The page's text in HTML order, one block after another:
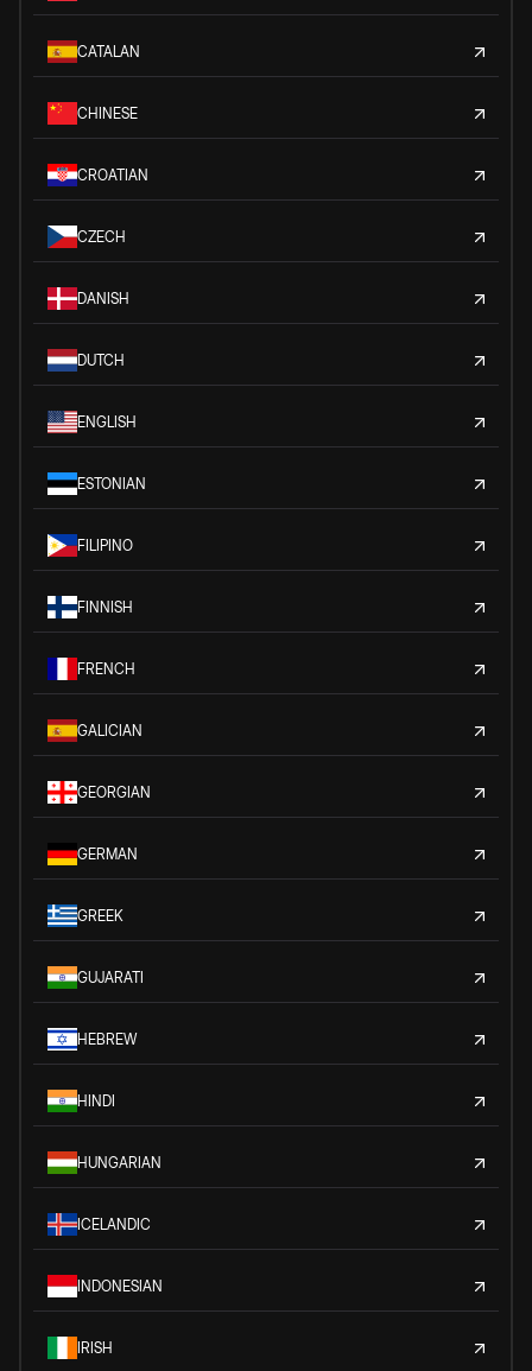
CATALAN
CHINESE
CROATIAN
CZECH
DANISH
DUTCH
ENGLISH
ESTONIAN
FILIPINO
FINNISH
FRENCH
GALICIAN
GEORGIAN
GERMAN
GREEK
GUJARATI
HEBREW
HINDI
HUNGARIAN
ICELANDIC
INDONESIAN
IRISH